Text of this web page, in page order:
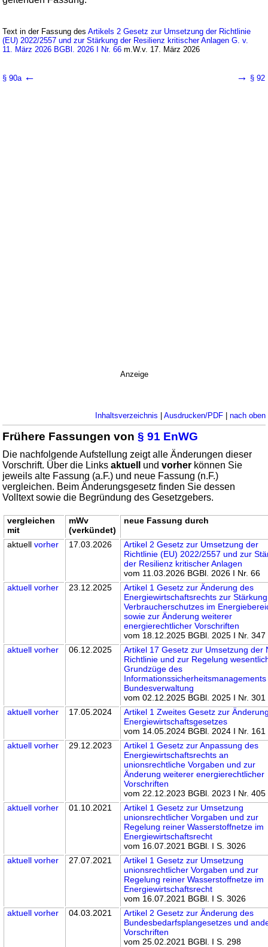
Text in der Fassung desArtikels 2 Gesetz zur Umsetzung der Richtlinie
(EU) 2022/2557 und zur Stärkung der Resilienz kritischer Anlagen G. v.
11. März 2026 BGBl. 2026 I Nr. 66 m.W.v. 17. März 2026
§ 90a ← → § 92
Anzeige
Inhaltsverzeichnis | Ausdrucken/PDF| nach oben
Frühere Fassungen von§ 91 EnWG
Die nachfolgende Aufstellung zeigt alle Änderungen dieser
Vorschrift. Über die Linksaktuell undvorher können Sie
jeweils alte Fassung (a.F.) und neue Fassung (n.F.)
vergleichen. Beim Änderungsgesetz finden Sie dessen
Volltext sowie die Begründung des Gesetzgebers.
vergleichen
mit
mWv
(verkündet)
neue Fassung durch
aktuellvorher 17.03.2026
Artikel 2 Gesetz zur Umsetzung der
Richtlinie (EU) 2022/2557 und zur
der Resilienz kritischer Anlagen
vom 11.03.2026 BGBl. 2026 I Nr. 66
aktuell vorher 23.12.2025
Artikel 1 Gesetz zur Änderung des
Energiewirtschaftsrechts zur
Verbraucherschutzes im
sowie zur Änderung weiterer
energierechtlicher Vorschriften
vom 18.12.2025 BGBl. 2025 I Nr. 347
aktuell vorher 06.12.2025
Artikel 17 Gesetz zur Umsetzung der
Richtlinie und zur Regelung
Grundzüge des
Bundesverwaltung
vom 02.12.2025 BGBl. 2025 I Nr. 301
aktuell vorher 17.05.2024
Artikel 1 Zweites Gesetz zur
Energiewirtschaftsgesetzes
vom 14.05.2024 BGBl. 2024 I Nr. 161
aktuell vorher 29.12.2023
Artikel 1 Gesetz zur Anpassung des
Energiewirtschaftsrechts an
unionsrechtliche Vorgaben und zur
Änderung weiterer energierechtlicher
Vorschriften
vom 22.12.2023 BGBl. 2023 I Nr. 405
aktuell vorher 01.10.2021
Artikel 1 Gesetz zur Umsetzung
unionsrechtlicher Vorgaben und zur
Regelung reiner Wasserstoffnetze im
Energiewirtschaftsrecht
vom 16.07.2021 BGBl. I S. 3026
aktuell vorher 27.07.2021
Artikel 1 Gesetz zur Umsetzung
unionsrechtlicher Vorgaben und zur
Regelung reiner Wasserstoffnetze im
Energiewirtschaftsrecht
vom 16.07.2021 BGBl. I S. 3026
aktuell vorher 04.03.2021
Artikel 2 Gesetz zur Änderung des
Bundesbedarfsplangesetzes und
Vorschriften
vom 25.02.2021 BGBl. I S. 298